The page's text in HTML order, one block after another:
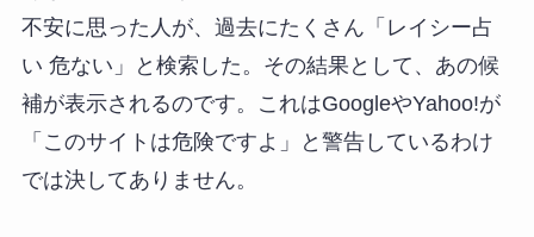
不安に思った人が、過去にたくさん「レイシー占
い 危ない」と検索した。その結果として、あの候
補が表示されるのです。これはGoogleやYahoo!が
「このサイトは危険ですよ」と警告しているわけ
では決してありません。